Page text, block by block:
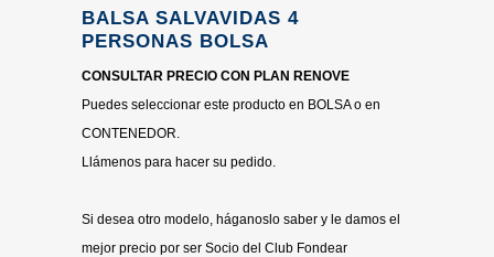
BALSA SALVAVIDAS 4
PERSONAS BOLSA
CONSULTAR PRECIO CON PLAN RENOVE
Puedes seleccionar este producto en BOLSA o en
CONTENEDOR.
Llámenos para hacer su pedido.
Si desea otro modelo, háganoslo saber y le damos el
mejor precio por ser Socio del Club Fondear